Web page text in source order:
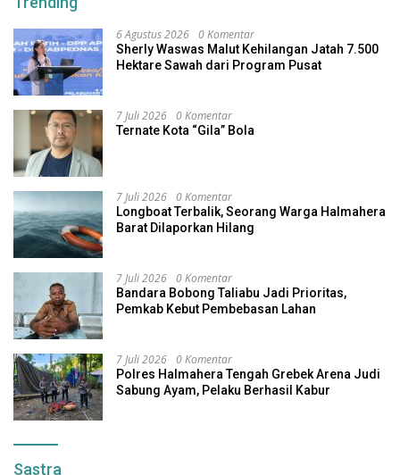
6 Agustus 2026 0 Komentar
Sherly Waswas Malut Kehilangan Jatah 7.500
Hektare Sawah dari Program Pusat
7 Juli 2026 0 Komentar
Ternate Kota “Gila” Bola
7 Juli 2026 0 Komentar
Longboat Terbalik, Seorang Warga Halmahera
Barat Dilaporkan Hilang
7 Juli 2026 0 Komentar
Bandara Bobong Taliabu Jadi Prioritas,
Pemkab Kebut Pembebasan Lahan
7 Juli 2026 0 Komentar
Polres Halmahera Tengah Grebek Arena Judi
Sabung Ayam, Pelaku Berhasil Kabur
Sastra